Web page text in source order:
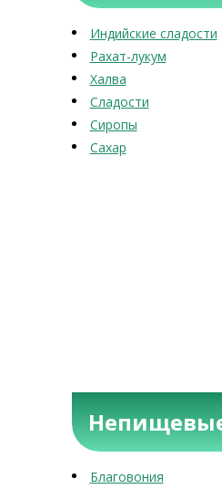
Индийские сладости
Рахат-лукум
Халва
Сладости
Сиропы
Сахар
Благовония